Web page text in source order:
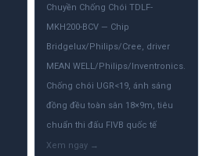
Chuyền Chống Chói TDLF-
MKH200-BCV — Chip
Bridgelux/Philips/Cree, driver
MEAN WELL/Philips/Inventronics.
Chống chói UGR<19, ánh sáng
đồng đều toàn sân 18×9m, tiêu
chuẩn thi đấu FIVB quốc tế